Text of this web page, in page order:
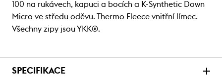
100 na rukávech, kapuci a bocích a K-Synthetic Down
Micro ve středu oděvu. Thermo Fleece vnitřní límec.
Všechny zipy jsou YKK®.
SPECIFIKACE